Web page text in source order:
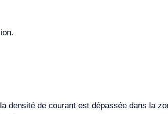
densité de courant est dépassée dans la